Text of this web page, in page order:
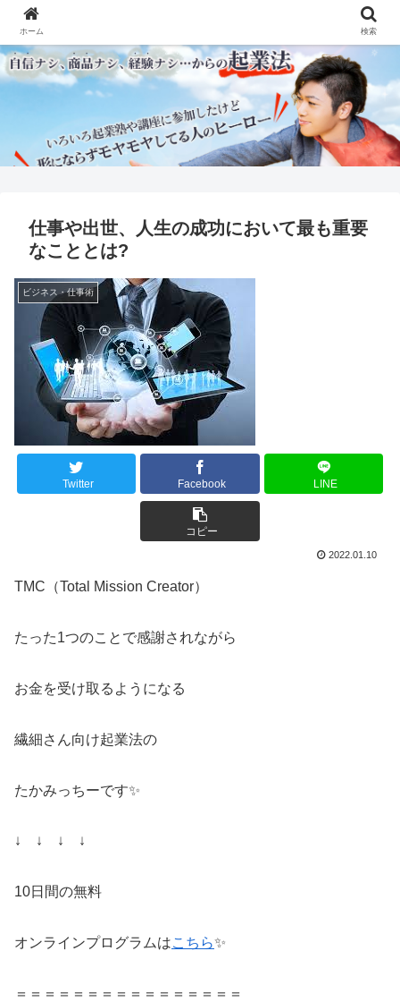
仕事や出世、人生の成功において最も重要
なこととは?
ビジネス・仕事術
Twitter Facebook LINE
コピー
2022.01.10
TMC（Total Mission Creator）
たった1つのことで感謝されながら
お金を受け取るようになる
繊細さん向け起業法の
たかみっちーです✨
↓ ↓ ↓ ↓
10日間の無料
オンラインプログラムはこちら✨
＝＝＝＝＝＝＝＝＝＝＝＝＝＝＝＝
ホーム 検索